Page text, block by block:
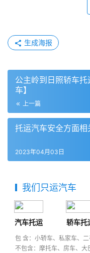
生成海报
公主岭到日照轿车
车】
上一篇
托运汽车安全方面相
2023年04月03日
我们只运汽车
汽车托运 轿车托
包 含：小轿车、私家车、
不包含：摩托车、房车、